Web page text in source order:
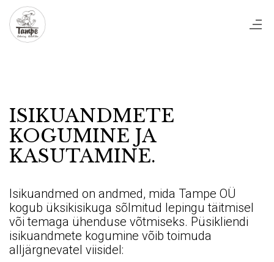
ISIKUANDMETE
KOGUMINE JA
KASUTAMINE.
Isikuandmed on andmed, mida Tampe OÜ
kogub üksikisikuga sõlmitud lepingu täitmisel
või temaga ühenduse võtmiseks. Püsikliendi
isikuandmete kogumine võib toimuda
alljärgnevatel viisidel: